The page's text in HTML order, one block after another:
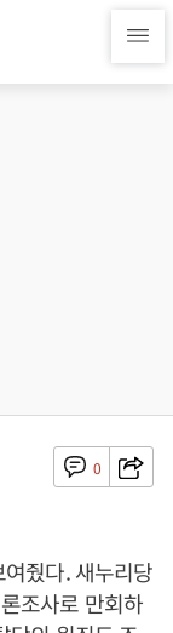
0
줬다. 새누리당
조사로 만회하